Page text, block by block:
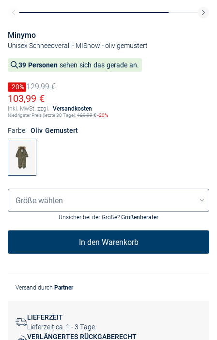
Minymo
Unisex Schneeoverall - MISnow - oliv gemustert
39 Personen sehen sich das gerade an.
Preis reduziert um
-20%
Alter Preis129,99 €
Ermäßigter Preis
103,99 €
Inkl. MwSt. zzgl. Versandkosten
Niedrigster Preis (letzte 30 Tage):129,99€ -20%
Farbe: Oliv Gemustert
Größenauswahl
Größe wählen
Unsicher bei der Größe? Größenberater
In den Warenkorb
Versand durch Partner
LIEFERZEIT
Lieferzeit ca. 1 - 3 Tage
VERLÄNGERTES RÜCKGABERECHT